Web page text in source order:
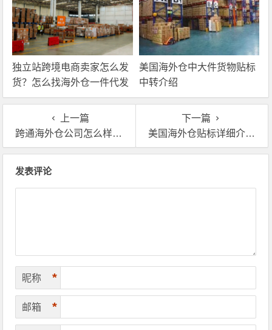
独立站跨境电商卖家怎么发
货？怎么找海外仓一件代发
服务商
美国海外仓中大件货物贴标
中转介绍
上一篇
跨通海外仓公司怎么样？跨通海外仓实力如何？
下一篇
美国海外仓贴标详细介绍（贴标类型+贴标流程+贴标价格）
发表评论
昵称 *
邮箱 *